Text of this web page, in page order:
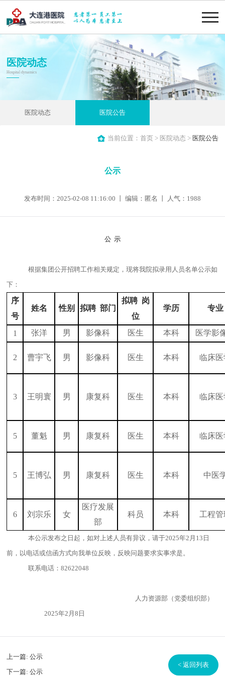
医院动态
Hospital dynamics
医院动态 医院公告
当前位置： 首页> 医院动态 > 医院公告
公示
发布时间：2025-02-08 11:16:00 丨 编辑：匿名 丨 人气： 1988
公 示
根据集团公开招聘工作相关规定，现将我院拟录用人员名单公示如
下：
序
号
姓名 性别 拟聘 部门
拟聘 岗
位
学历 专业
1 张洋 男 影像科 医生 本科 医学影
2 曹宇飞 男 影像科 医生 本科 临床
3 王明寰 男 康复科 医生 本科 临床
5 董魁 男 康复科 医生 本科 临床
5 王博弘 男 康复科 医生 本科 中医
6 刘宗乐 女
医疗发展
部
科员 本科 工程
本公示发布之日起，如对上述人员有异议，请于2025年2月13日
前，以电话或信函方式向我单位反映，反映问题要求实事求是。
联系电话：82622048
人力资源部（党委组织部）
2025年2月8日
上一篇:公示
下一篇:公示
< 返回列表